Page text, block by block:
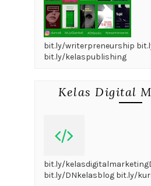
bit.ly/writerpreneurship
bit.ly/kelaspublishing
Kelas Digital
bit.ly/
bit.ly/DNkelasblog bit.ly/